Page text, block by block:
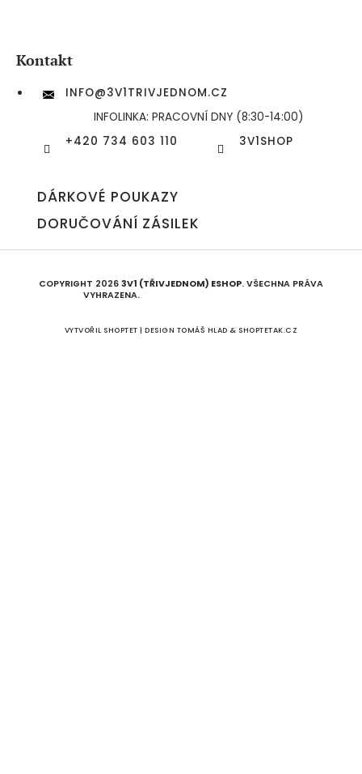
Kontakt
INFO@3V1TRIVJEDNOM.CZ
INFOLINKA: PRACOVNÍ DNY (8:30-14:00)
+420 734 603 110
3V1SHOP
DÁRKOVÉ POUKAZY
DORUČOVÁNÍ ZÁSILEK
COPYRIGHT 2026 3V1 (TŘIVJEDNOM) ESHOP. VŠECHNA PRÁVA
VYHRAZENA.
VYTVOŘIL SHOPTET | DESIGN TOMÁŠ HLAD & SHOPTETAK.CZ